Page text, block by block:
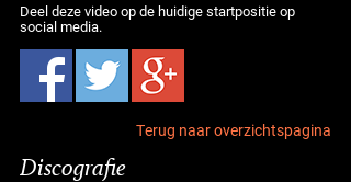
Deel deze video op de huidige startpositie op
social media.
Terug naar overzichtspagina
Discografie